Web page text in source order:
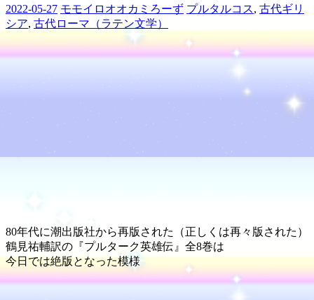
2022-05-27 モモイロオオカミろーず プルタルコス, 古代ギリ
シア, 古代ローマ（ラテン文学）
80年代に潮出版社から再版された（正しくは再々版された）
鶴見祐輔訳の『プルターク英雄伝』全8巻は
今日では絶版となった模様